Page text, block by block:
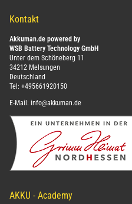
Kontakt
Akkuman.de powered by
WSB Battery Technology GmbH
Unter dem Schöneberg 11
34212 Melsungen
Deutschland
Tel: +495661920150
E-Mail: info@akkuman.de
AKKU - Academy